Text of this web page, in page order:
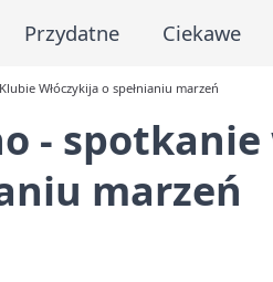
Przydatne Ciekawe
Włóczykija o spełnianiu marzeń
-
marzeń